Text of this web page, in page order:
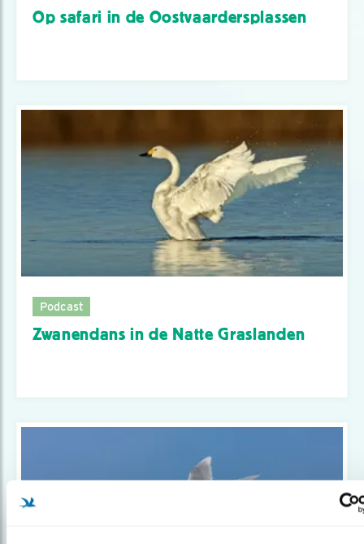
Op safari in de Oostvaardersplassen
Podcast
Zwanendans in de Natte Graslanden